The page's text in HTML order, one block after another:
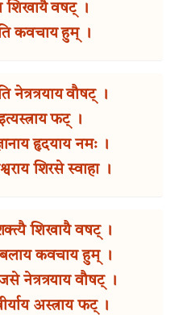
शिखायै वषट् ।
कवचाय हुम् ।
नेत्रत्रयाय वौषट् ।
फट् ।
हृदयाय नमः ।
शिरसे स्वाहा ।
शक्त्यै शिखायै वषट् ।
बलाय कवचाय हुम् ।
नेत्रत्रयाय वौषट् ।
अस्त्राय फट् ।